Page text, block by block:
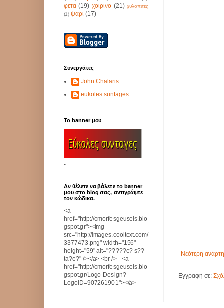
Νεότερη
Εγγραφή σε:
φετα (19) χοιρινο (21) χυλοπιτες
(1) ψαρι (17)
Συνεργάτες
John Chalaris
eukoles suntages
Το banner μου
-
Αν θέλετε να βάλετε το banner
μου στο blog σας, αντιγράψτε
τον κώδικα.
<a
href="http://omorfesgeuseis.blo
gspot.gr"><img
src="http://images.cooltext.com/
3377473.png" width="156"
height="59" alt="?????e? s??
ta?e?" /></a> <br /> - <a
href="http://omorfesgeuseis.blo
gspot.gr/Logo-Design?
LogoID=907261901"></a>